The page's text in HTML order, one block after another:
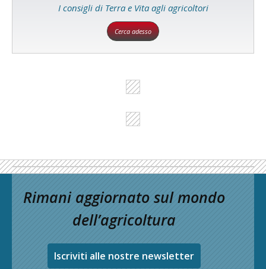
I consigli di Terra e Vita agli agricoltori
Cerca adesso
Rimani aggiornato sul mondo
dell’agricoltura
Iscriviti alle nostre newsletter